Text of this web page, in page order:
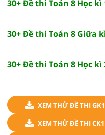
30+ Đề thi Toán 8 Học kì
30+ Đề thi Toán 8 Giữa
30+ Đề thi Toán 8 Học kì
XEM THỬ ĐỀ THI
XEM THỬ ĐỀ THI